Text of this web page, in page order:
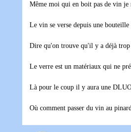
Même moi qui en boit pas de vin je
Le vin se verse depuis une
Dire qu'on trouve qu'il y a déjà trop
Le verre est un matériaux qui ne
Là pour le coup il y aura une
Où comment passer du vin au